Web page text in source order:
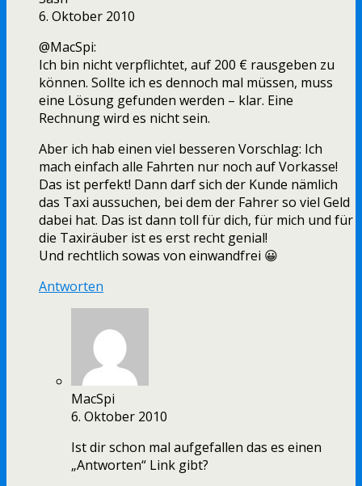
6. Oktober 2010
@MacSpi:
Ich bin nicht verpflichtet, auf 200 € rausgeben zu
können. Sollte ich es dennoch mal müssen, muss
eine Lösung gefunden werden – klar. Eine
Rechnung wird es nicht sein.
Aber ich hab einen viel besseren Vorschlag: Ich
mach einfach alle Fahrten nur noch auf Vorkasse!
Das ist perfekt! Dann darf sich der Kunde nämlich
das Taxi aussuchen, bei dem der Fahrer so viel Geld
dabei hat. Das ist dann toll für dich, für mich und für
die Taxiräuber ist es erst recht genial!
Und rechtlich sowas von einwandfrei 😀
Antworten
MacSpi
6. Oktober 2010
Ist dir schon mal aufgefallen das es einen
„Antworten“ Link gibt?